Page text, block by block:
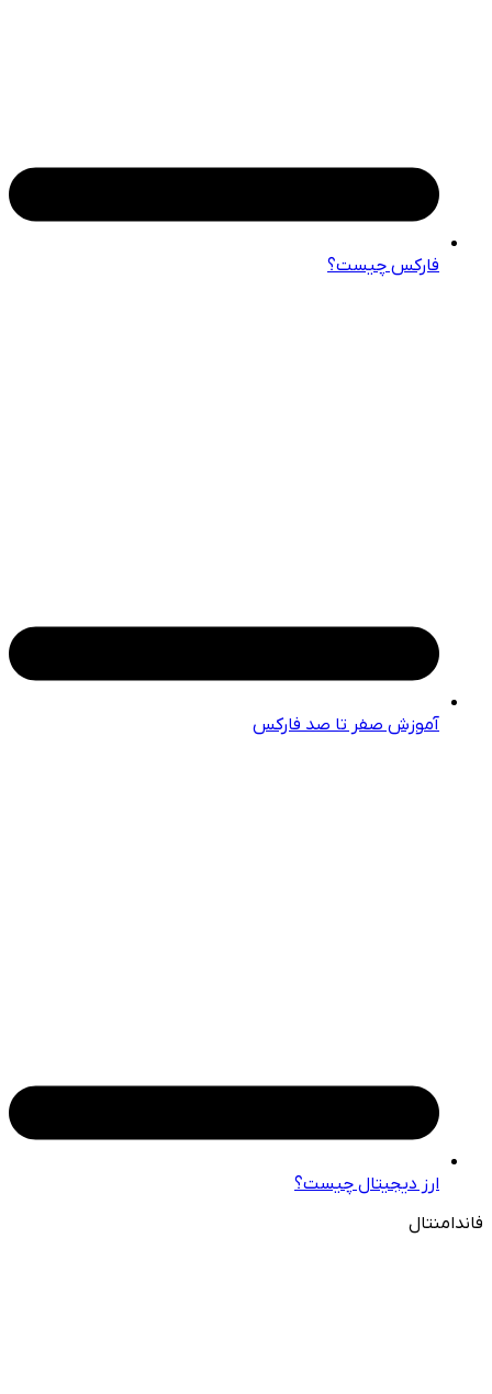
فارکس چیست؟
آموزش صفر تا صد فارکس
ارز دیجیتال چیست؟
فاندامنتال